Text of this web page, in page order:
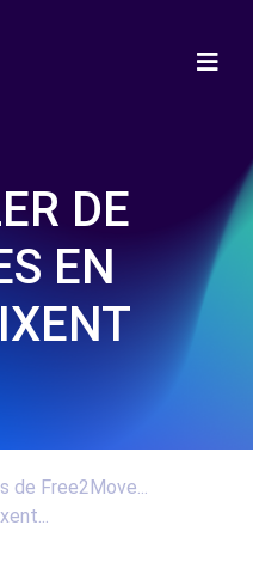
DE
EN
de Free2Move...